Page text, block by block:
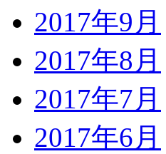
2017年9月
2017年8月
2017年7月
2017年6月